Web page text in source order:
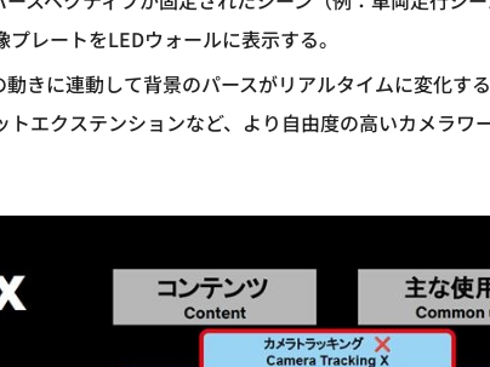
レートをLEDウォールに表示する。
動きに連動して背景のパースがリアルタイムに変化す
トエクステンションなど、より自由度の高いカメラワ